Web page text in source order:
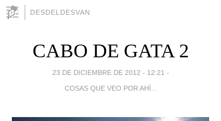
DESDELDESVAN
CABO DE GATA 2
23 DE DICIEMBRE DE 2012 - 12:21 -
COSAS QUE VEO POR AHÍ...